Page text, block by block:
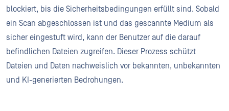
blockiert, bis die Sicherheitsbedingungen erfüllt sind. Sobald
ein Scan abgeschlossen ist und das gescannte Medium als
sicher eingestuft wird, kann der Benutzer auf die darauf
befindlichen Dateien zugreifen. Dieser Prozess schützt
Dateien und Daten nachweislich vor bekannten, unbekannten
und KI-generierten Bedrohungen.